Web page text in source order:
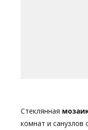
Стеклянная
комнат и санузлов